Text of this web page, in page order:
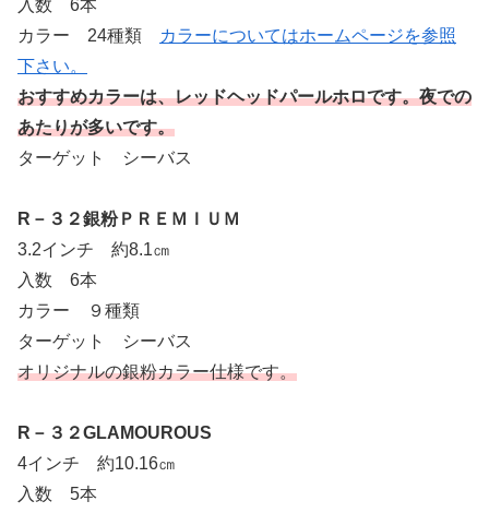
入数 6本
カラー 24種類
カラーについてはホームページを参照
下さい。
おすすめカラーは、レッドヘッドパールホロです。夜での
あたりが多いです。
ターゲット シーバス
R－３２銀粉ＰＲＥＭＩＵＭ
3.2インチ 約8.1㎝
入数 6本
カラー ９種類
ターゲット シーバス
オリジナルの銀粉カラー仕様です。
R－３２GLAMOUROUS
4インチ 約10.16㎝
入数 5本